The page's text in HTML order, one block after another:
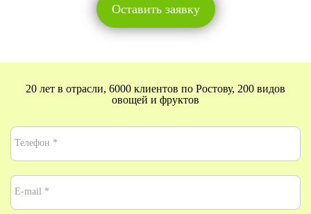
Оставить заявку
20 лет в отрасли, 6000 клиентов по Ростову, 200 видов
овощей и фруктов